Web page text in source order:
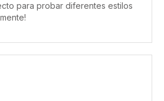
para probar diferentes estilos